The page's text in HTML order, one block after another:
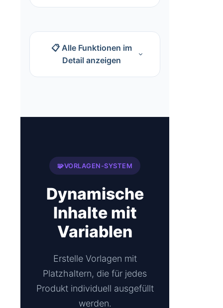
📋 Alle Funktionen im
Detail anzeigen
🧩VORLAGEN-SYSTEM
Dynamische
Inhalte mit
Variablen
Erstelle Vorlagen mit
Platzhaltern, die für jedes
Produkt individuell ausgefüllt
werden.